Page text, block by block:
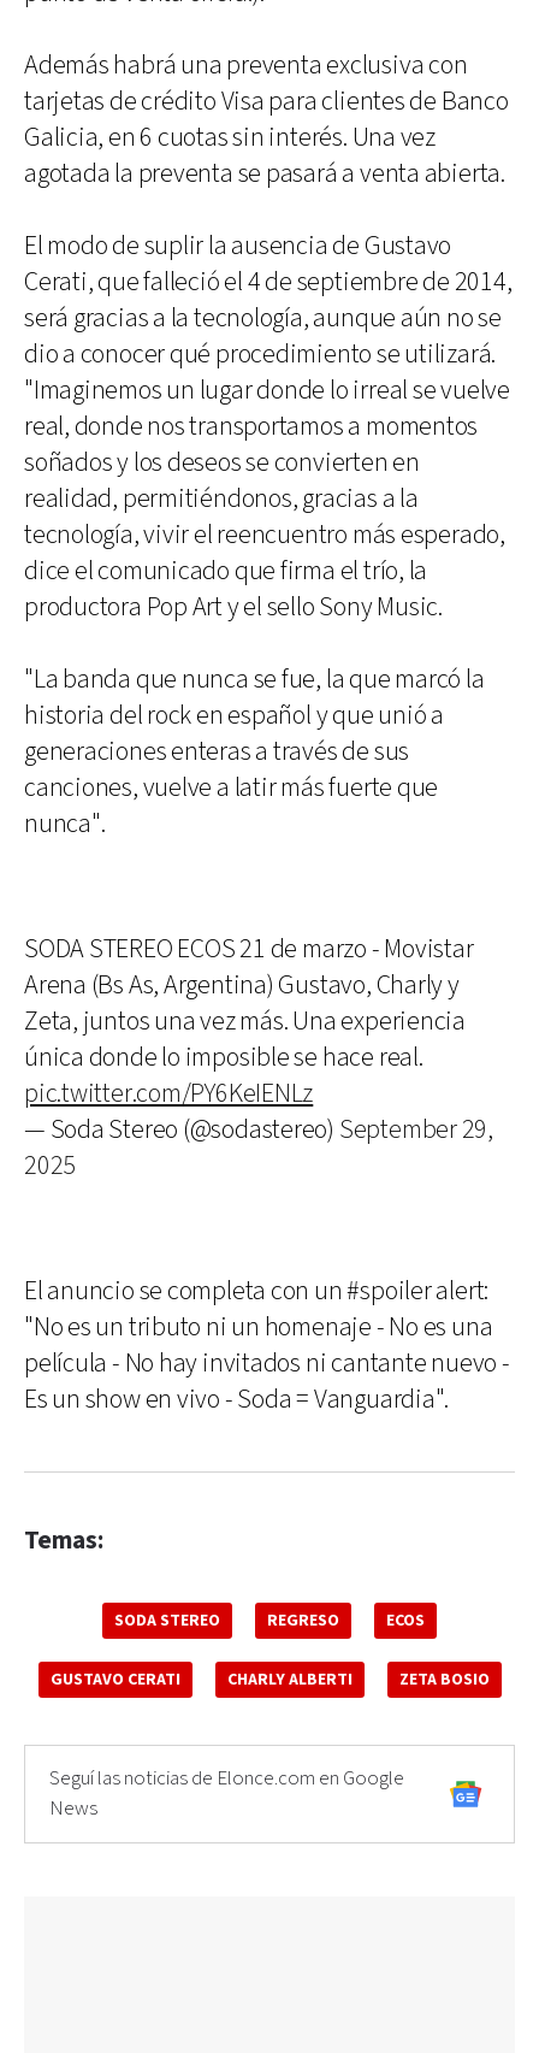
Además habrá una preventa exclusiva con
tarjetas de crédito Visa para clientes de Banco
Galicia, en 6 cuotas sin interés. Una vez
agotada la preventa se pasará a venta abierta.
El modo de suplir la ausencia de Gustavo
Cerati, que falleció el 4 de septiembre de 2014,
será gracias a la tecnología, aunque aún no se
dio a conocer qué procedimiento se utilizará.
"Imaginemos un lugar donde lo irreal se vuelve
real, donde nos transportamos a momentos
soñados y los deseos se convierten en
realidad, permitiéndonos, gracias a la
tecnología, vivir el reencuentro más esperado,
dice el comunicado que firma el trío, la
productora Pop Art y el sello Sony Music.
"La banda que nunca se fue, la que marcó la
historia del rock en español y que unió a
generaciones enteras a través de sus
canciones, vuelve a latir más fuerte que
nunca".
SODA STEREO ECOS 21 de marzo - Movistar
Arena (Bs As, Argentina) Gustavo, Charly y
Zeta, juntos una vez más. Una experiencia
única donde lo imposible se hace real.
pic.twitter.com/PY6KeIENLz
— Soda Stereo (@sodastereo) September 29,
2025
El anuncio se completa con un #spoiler alert:
"No es un tributo ni un homenaje - No es una
película - No hay invitados ni cantante nuevo -
Es un show en vivo - Soda = Vanguardia".
Temas:
SODA STEREO REGRESO ECOS
GUSTAVO CERATI CHARLY ALBERTI ZETA BOSIO
Seguí las noticias de Elonce.com en Google
News